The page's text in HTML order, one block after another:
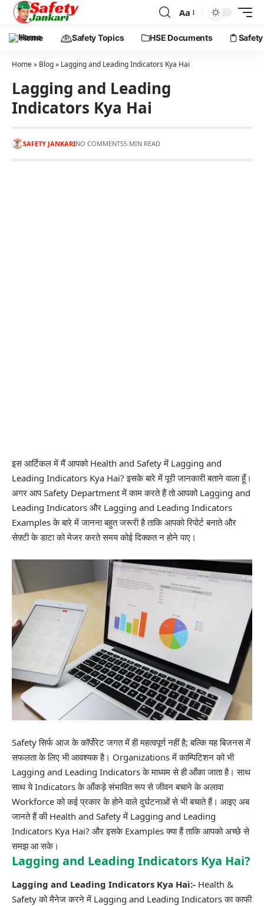
Aa
Home Safety Topics HSE Documents
Home» Blog» Lagging and Leading Indicators Kya Hai
Lagging and Leading
Indicators Kya Hai
SAFETY JANKARINO COMMENTS5 MIN READ
इस आर्टिकल में मैं आपको Health and Safety में Lagging and
Leading Indicators Kya Hai? इसके बारे में पूरी जानकारी बताने वाला हूँ।
अगर आप Safety Department में काम करते हैं तो आपको Lagging and
Leading Indicators और Lagging and Leading Indicators
Examples के बारे में जानना बहुत जरूरी है ताकि आपको रिपोर्ट बनाते और
सेफ़्टी के डाटा को मेजर करते समय कोई दिक्कत न होने पाए।
Safety सिर्फ आज के कॉर्पोरेट जगत में ही महत्वपूर्ण नहीं है; बल्कि यह बिजनस में
सफलता के लिए भी आवश्यक है। Organizations में काम्पिटिशन को भी
Lagging and Leading Indicators के माध्यम से ही आँका जाता है। साथ
साथ ये Indicators के आँकड़े संभावित रूप से जीवन बचाने के अलावा
Workforceको कई प्रकार के होने वाले दुर्घटनाओं से भी बचाते हैं। आइए अब
जानते हैं की Health and Safety में Lagging and Leading
Indicators Kya Hai? और इसके Examples क्या हैं ताकि आपको अच्छे से
समझ आ सके।
Lagging and Leading Indicators Kya Hai?
Lagging and Leading Indicators Kya Hai:- Health &
Safety को मैनेज करने में Lagging and Leading Indicators का काफी